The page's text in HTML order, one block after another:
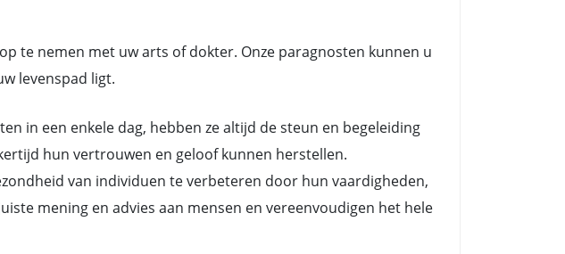
te nemen met uw arts of dokter. Onze paragnosten kunnen u
levenspad ligt.
in een enkele dag, hebben ze altijd de steun en begeleiding
hun vertrouwen en geloof kunnen herstellen.
van individuen te verbeteren door hun vaardigheden,
mening en advies aan mensen en vereenvoudigen het hele